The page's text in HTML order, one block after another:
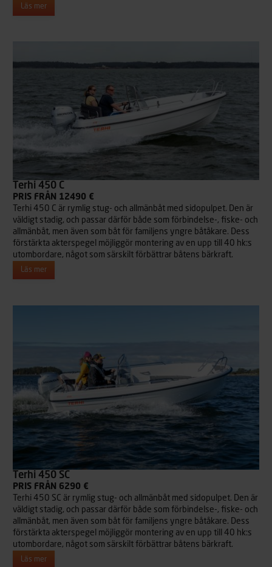
Läs mer
Terhi 450 C
PRIS FRÅN 12490 €
Terhi 450 C är rymlig stug- och allmänbåt med sidopulpet. Den är
väldigt stadig, och passar därför både som förbindelse-, fiske- och
allmänbåt, men även som båt för familjens yngre båtåkare. Dess
förstärkta akterspegel möjliggör montering av en upp till 40 hk:s
utombordare, något som särskilt förbättrar båtens bärkraft.
Läs mer
Terhi 450 SC
PRIS FRÅN 6290 €
Terhi 450 SC är rymlig stug- och allmänbåt med sidopulpet. Den är
väldigt stadig, och passar därför både som förbindelse-, fiske- och
allmänbåt, men även som båt för familjens yngre båtåkare. Dess
förstärkta akterspegel möjliggör montering av en upp till 40 hk:s
utombordare, något som särskilt förbättrar båtens bärkraft.
Läs mer